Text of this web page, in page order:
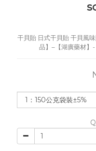
干貝貽 日式干貝貽 干貝風
品】–【湖廣藥材】